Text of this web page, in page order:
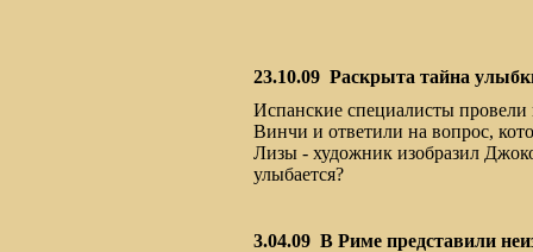
23.10.09 Раскрыта тайна
Испанские специалисты провели
Винчи и ответили на вопрос,
Лизы - художник изобразил
улыбается?
3.04.09 В Риме представили